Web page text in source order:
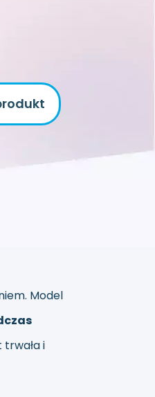
Model
i